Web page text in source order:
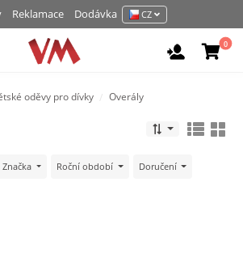
Reklamace Dodávka CZ
Vchod /
0
oděvy pro dívky Overály
Značka Roční období Doručení